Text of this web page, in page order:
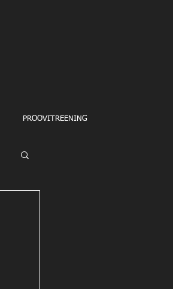
PROOVITREENING